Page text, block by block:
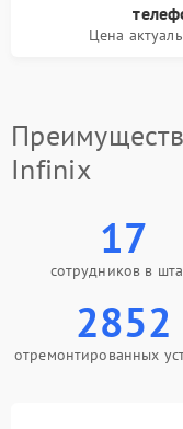
Цена
Infinix
17
сотрудников в
2852
отремонтированных